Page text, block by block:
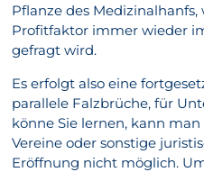
Pflanze des
Profitfaktor immer wieder
gefragt wird.
Es erfolgt also eine
parallele Falzbrüche, für
könne Sie lernen, kann
Vereine oder sonstige
Eröffnung nicht möglich.